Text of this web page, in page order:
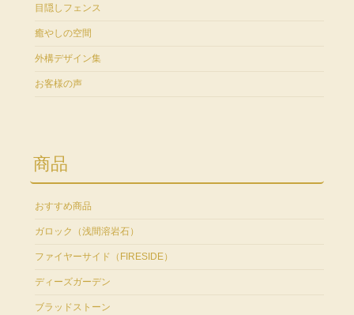
目隠しフェンス
癒やしの空間
外構デザイン集
お客様の声
商品
おすすめ商品
ガロック（浅間溶岩石）
ファイヤーサイド（FIRESIDE）
ディーズガーデン
ブラッドストーン